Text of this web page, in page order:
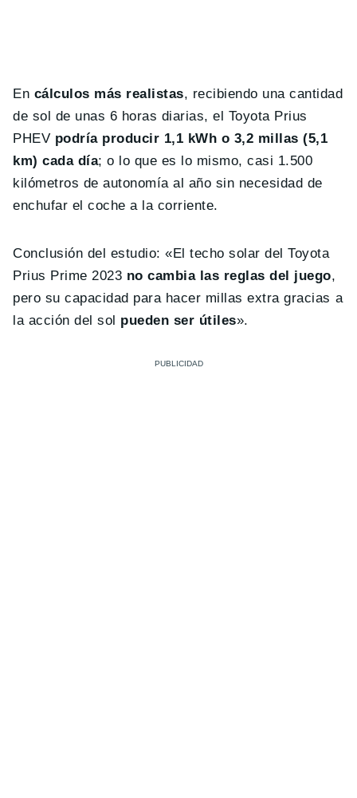
En cálculos más realistas, recibiendo una cantidad
de sol de unas 6 horas diarias, el Toyota Prius
PHEV podría producir 1,1 kWh o 3,2 millas (5,1
km) cada día; o lo que es lo mismo, casi 1.500
kilómetros de autonomía al año sin necesidad de
enchufar el coche a la corriente.
Conclusión del estudio: «El techo solar del Toyota
Prius Prime 2023 no cambia las reglas del juego,
pero su capacidad para hacer millas extra gracias a
la acción del sol pueden ser útiles».